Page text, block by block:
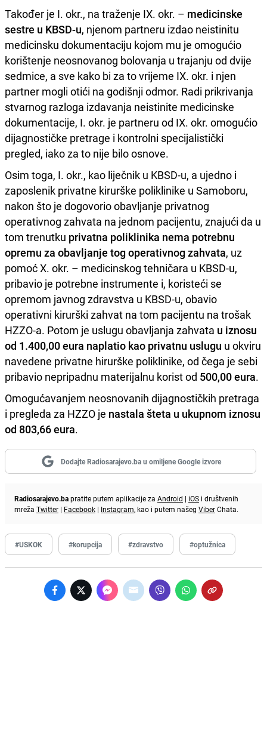
Također je I. okr., na traženje IX. okr. – medicinske
sestre u KBSD-u, njenom partneru izdao neistinitu
medicinsku dokumentaciju kojom mu je omogućio
korištenje neosnovanog bolovanja u trajanju od dvije
sedmice, a sve kako bi za to vrijeme IX. okr. i njen
partner mogli otići na godišnji odmor. Radi prikrivanja
stvarnog razloga izdavanja neistinite medicinske
dokumentacije, I. okr. je partneru od IX. okr. omogućio
dijagnostičke pretrage i kontrolni specijalistički
pregled, iako za to nije bilo osnove.
Osim toga, I. okr., kao liječnik u KBSD-u, a ujedno i
zaposlenik privatne kirurške poliklinike u Samoboru,
nakon što je dogovorio obavljanje privatnog
operativnog zahvata na jednom pacijentu, znajući da u
tom trenutku privatna poliklinika nema potrebnu
opremu za obavljanje tog operativnog zahvata, uz
pomoć X. okr. – medicinskog tehničara u KBSD-u,
pribavio je potrebne instrumente i, koristeći se
opremom javnog zdravstva u KBSD-u, obavio
operativni kirurški zahvat na tom pacijentu na trošak
HZZO-a. Potom je uslugu obavljanja zahvata u iznosu
od 1.400,00 eura naplatio kao privatnu uslugu u okviru
navedene privatne hirurške poliklinike, od čega je sebi
pribavio nepripadnu materijalnu korist od 500,00 eura.
Omogućavanjem neosnovanih dijagnostičkih pretraga
i pregleda za HZZO je nastala šteta u ukupnom iznosu
od 803,66 eura.
Dodajte Radiosarajevo.ba u omiljene Google izvore
Radiosarajevo.bapratite putem aplikacije za Android | iOS i društvenih
mreža Twitter | Facebook | Instagram, kao i putem našeg ViberChata.
#USKOK #korupcija #zdravstvo #optužnica